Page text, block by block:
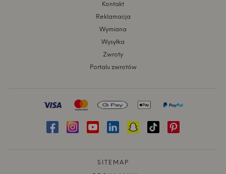
Kontakt
Reklamacja
Wymiana
Wysyłka
Zwroty
Portalu zwrotów
SITEMAP